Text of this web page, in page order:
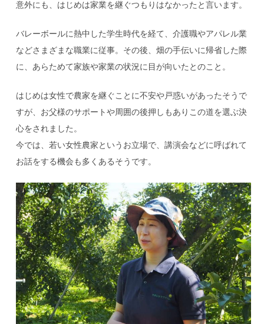
意外にも、はじめは家業を継ぐつもりはなかったと言います。
バレーボールに熱中した学生時代を経て、介護職やアパレル業
などさまざまな職業に従事。その後、畑の手伝いに帰省した際
に、あらためて家族や家業の状況に目が向いたとのこと。
はじめは女性で農家を継ぐことに不安や戸惑いがあったそうで
すが、お父様のサポートや周囲の後押しもありこの道を選ぶ決
心をされました。
今では、若い女性農家というお立場で、講演会などに呼ばれて
お話をする機会も多くあるそうです。